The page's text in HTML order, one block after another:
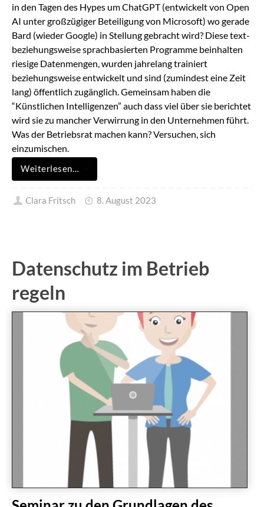
in den Tagen des Hypes um ChatGPT (entwickelt von Open
AI unter großzügiger Beteiligung von Microsoft) wo gerade
Bard (wieder Google) in Stellung gebracht wird? Diese text-
beziehungsweise sprachbasierten Programme beinhalten
riesige Datenmengen, wurden jahrelang trainiert
beziehungsweise entwickelt und sind (zumindest eine Zeit
lang) öffentlich zugänglich. Gemeinsam haben die
“Künstlichen Intelligenzen” auch dass viel über sie berichtet
wird sie zu mancher Verwirrung in den Unternehmen führt.
Was der Betriebsrat machen kann? Versuchen, sich
einzumischen.
Weiterlesen…
Clara Fritsch 8. August 2023
Datenschutz im Betrieb
regeln